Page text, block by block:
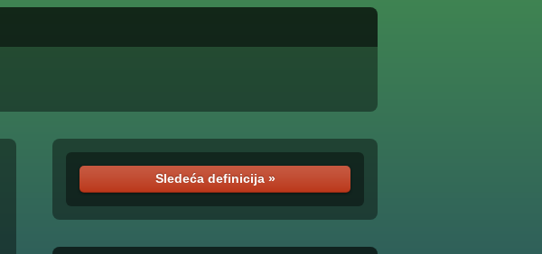
Sledeća definicija »